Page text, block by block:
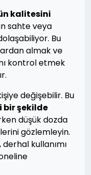
kalitesini
sahte veya
Bu
almak ve
kontrol etmek
değişebilir. Bu
bir şekilde
düşük dozda
gözlemleyin.
kullanımı